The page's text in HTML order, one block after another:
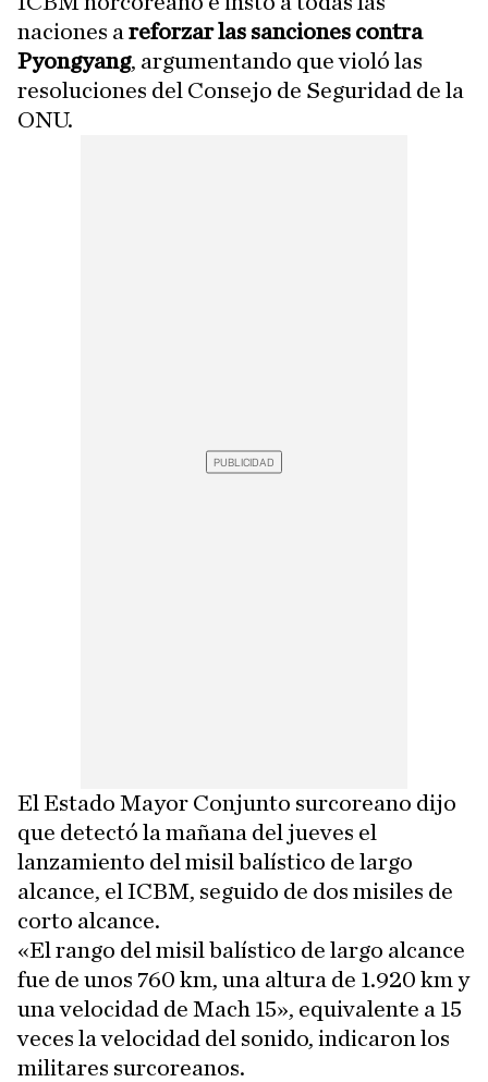
naciones a reforzar las sanciones contra
Pyongyang, argumentando que violó las
resoluciones del Consejo de Seguridad de la
ONU.
El Estado Mayor Conjunto surcoreano dijo
que detectó la mañana del jueves el
lanzamiento del misil balístico de largo
alcance, el ICBM, seguido de dos misiles de
corto alcance.
«El rango del misil balístico de largo alcance
fue de unos 760 km, una altura de 1.920 km y
una velocidad de Mach 15», equivalente a 15
veces la velocidad del sonido, indicaron los
militares surcoreanos.